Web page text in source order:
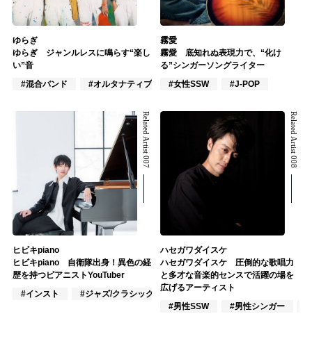
ゆらぎ
ゆらぎ ジャンルレスに鳴らす“楽し
い”音
#混合バンド
#オルタナティブ
霧愛
霧愛 底知れぬ表現力で、“化け
る”シンガーソングライター
#女性SSW
#J-POP
Related Artist 007
ヒビキpiano
ヒビキpiano 自衛隊出身！異色の経
歴を持つピアニストYouTuber
#インスト
#ジャズ/クラシック奏者 #楽器奏者
Related Artist 008
ハセガワダイスケ
ハセガワダイスケ 圧倒的な歌唱力
と多才な音楽的センスで活躍の場を
広げるアーティスト
#男性SSW
#男性シンガー